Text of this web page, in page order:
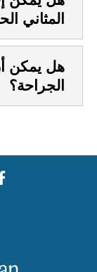
المثاني
هل يمكن
الجراحة؟